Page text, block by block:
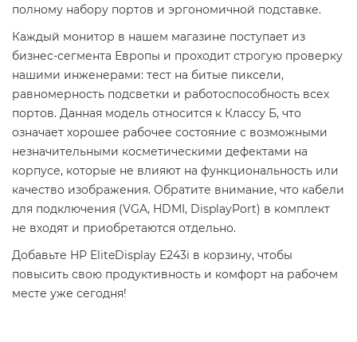
полному набору портов и эргономичной подставке.
Каждый монитор в нашем магазине поступает из
бизнес-сегмента Европы и проходит строгую проверку
нашими инженерами: тест на битые пиксели,
равномерность подсветки и работоспособность всех
портов. Данная модель относится к Классу Б, что
означает хорошее рабочее состояние с возможными
незначительными косметическими дефектами на
корпусе, которые не влияют на функциональность или
качество изображения. Обратите внимание, что кабели
для подключения (VGA, HDMI, DisplayPort) в комплект
не входят и приобретаются отдельно.
Добавьте HP EliteDisplay E243i в корзину, чтобы
повысить свою продуктивность и комфорт на рабочем
месте уже сегодня!